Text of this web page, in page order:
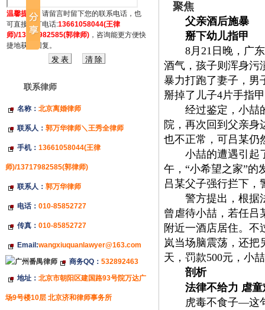
温馨提示： 请留言时留下您的联系电话，也
可直接拔打电话:13661058044(王律
师)/13717982585(郭律师)，咨询能更方便快
捷地获得回复。
联系律师
名称： 北京离婚律师
联系人： 郭万华律师＼王秀全律师
手机： 13661058044(王律
师)/13717982585(郭律师)
联系人： 郭万华律师
电话： 010-85852727
传真： 010-85852727
Email:wangxiuquanlawyer@163.com
商务QQ： 532892463
地址： 北京市朝阳区建国路93号院万达广
场9号楼10层 北京济和律师事务所
聚焦
父亲酒后施暴
掰下幼儿指甲
8月 21 日晚，广
酒气，孩子则浑身污
暴力打跑了妻子，男
掰掉了儿子4片手指
经过鉴定，小喆的
院，再次回到父亲
也不正常，可吕某仍
小喆的遭遇引起了
午， “小希望之家”的
吕某父子强行拦下，
警方提出，根据法
曾虐待小喆，若任吕
附近一酒店居住。
岚当场脑震荡，还把
天，罚款500元，小
剖析
法律不给力 虐
虎毒不食子—这